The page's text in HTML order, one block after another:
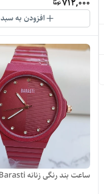
712,000
افزودن به سبد
ساعت بند رنگی زنانه Barasti